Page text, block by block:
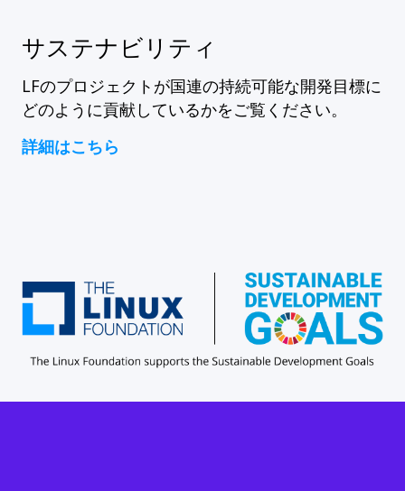
サステナビリティ
LFのプロジェクトが国連の持続可能な開発目標に
どのように貢献しているかをご覧ください。
詳細はこちら